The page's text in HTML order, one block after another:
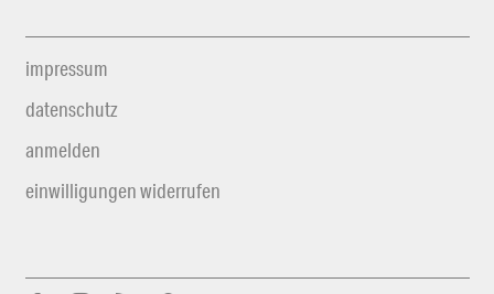
impressum
datenschutz
anmelden
einwilligungen widerrufen